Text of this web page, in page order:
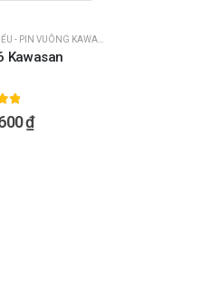
- PIN VUÔNG KAWASAN
Kawasan
5
₫